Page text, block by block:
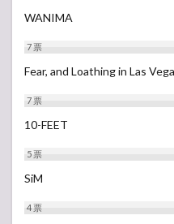
WANIMA
7票
Fear, and Loathing in Las
7票
10-FEET
5票
SiM
4票